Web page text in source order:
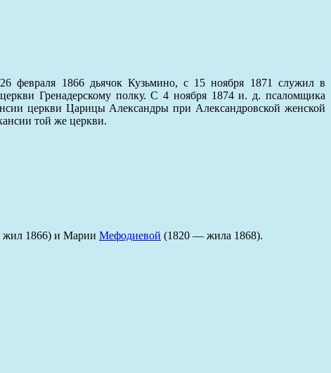
февраля 1866 дьячок Кузьмино, с 15 ноября 1871 служил в
Гренадерскому полку. С 4 ноября 1874 и. д. псаломщика
церкви Царицы Александры при Александровской женской
той же церкви.
жил 1866) и Марии Мефодиевой (1820 — жила 1868).